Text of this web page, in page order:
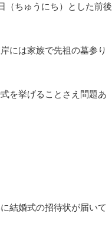
（ちゅうにち）とした前後
には家族で先祖の墓参り
を挙げることさえ問題あ
結婚式の招待状が届いて